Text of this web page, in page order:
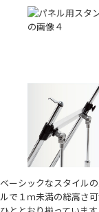
ベーシックなスタイル
ルで１ｍ未満の総高さ